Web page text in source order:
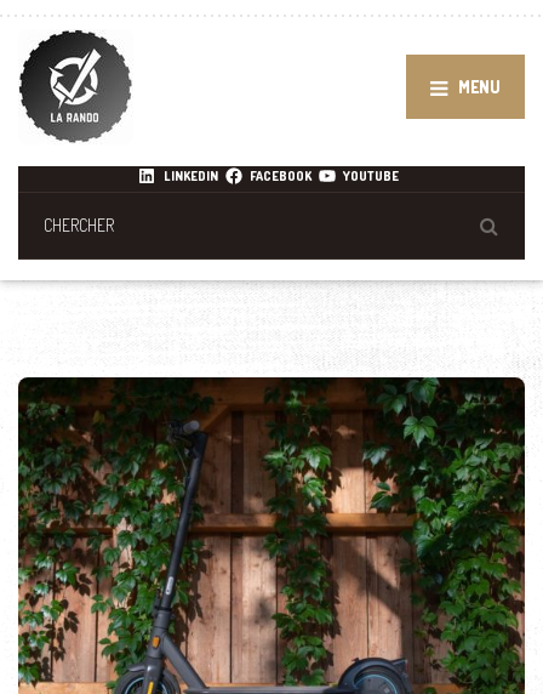
MENU
LINKEDIN FACEBOOK YOUTUBE